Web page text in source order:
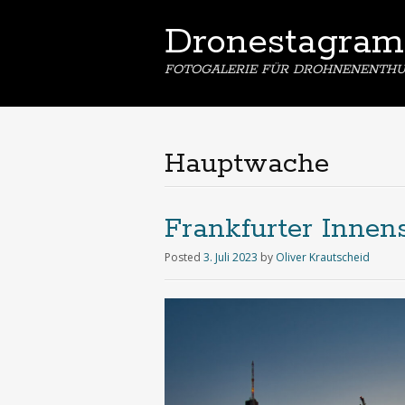
Dronestagram
FOTOGALERIE FÜR
Hauptwache
Frankfurter
Posted 3. Juli 2023 by Oliver Krautscheid